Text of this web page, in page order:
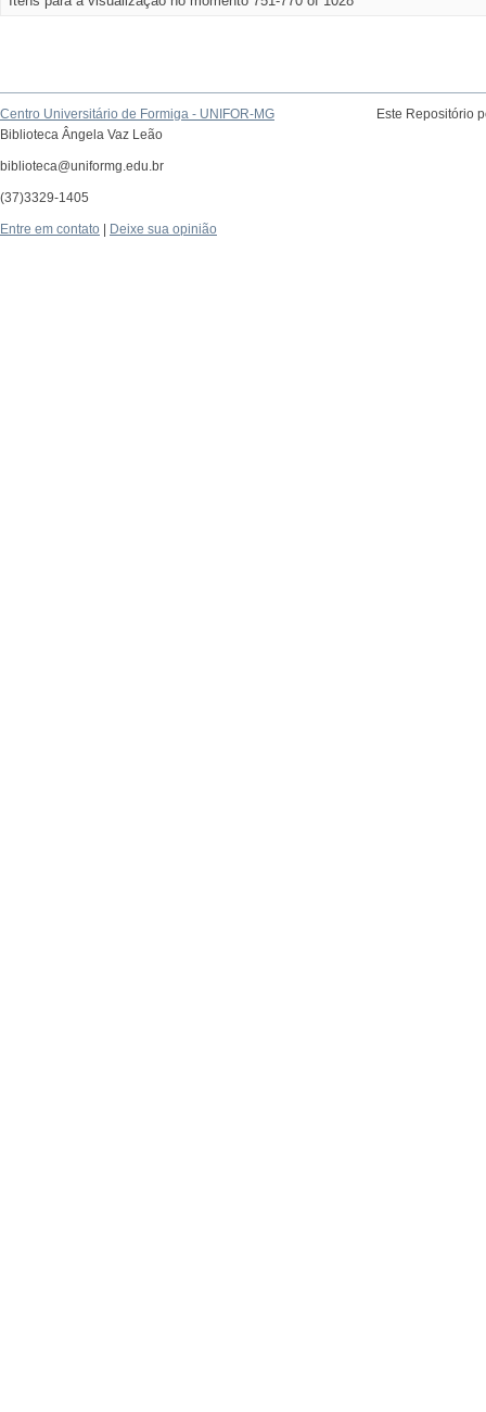
Centro Universitário de Formiga - UNIFOR-MG
Biblioteca Ângela Vaz Leão
biblioteca@uniformg.edu.br
(37)3329-1405
Este Repositório
Entre em contato Deixe sua opinião